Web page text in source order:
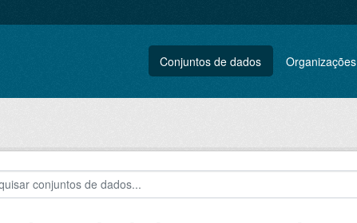
Conjuntos de dados Organizações